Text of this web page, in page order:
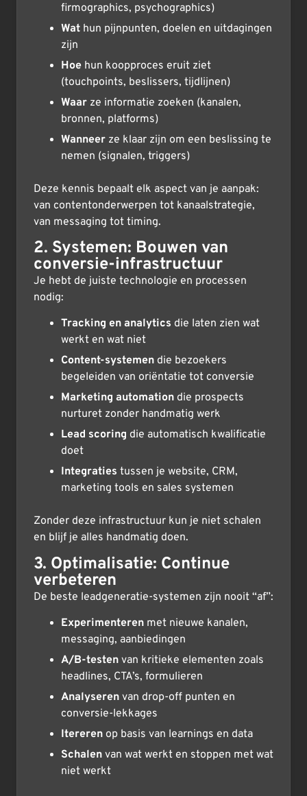
firmographics, psychographics)
Wat hun pijnpunten, doelen en uitdagingen
zijn
Hoe hun koopproces eruit ziet
(touchpoints, beslissers, tijdlijnen)
Waar ze informatie zoeken (kanalen,
bronnen, platforms)
Wanneer ze klaar zijn om een beslissing te
nemen (signalen, triggers)
Deze kennis bepaalt elk aspect van je aanpak:
van contentonderwerpen tot kanaalstrategie,
van messaging tot timing.
2. Systemen: Bouwen van
conversie-infrastructuur
Je hebt de juiste technologie en processen
nodig:
Tracking en analytics die laten zien wat
werkt en wat niet
Content-systemen die bezoekers
begeleiden van oriëntatie tot conversie
Marketing automation die prospects
nurturet zonder handmatig werk
Lead scoring die automatisch kwalificatie
doet
Integraties tussen je website, CRM,
marketing tools en sales systemen
Zonder deze infrastructuur kun je niet schalen
en blijf je alles handmatig doen.
3. Optimalisatie: Continue
verbeteren
De beste leadgeneratie-systemen zijn nooit “af”:
Experimenteren met nieuwe kanalen,
messaging, aanbiedingen
A/B-testen van kritieke elementen zoals
headlines, CTA’s, formulieren
Analyseren van drop-off punten en
conversie-lekkages
Itereren op basis van learnings en data
Schalen van wat werkt en stoppen met wat
niet werkt